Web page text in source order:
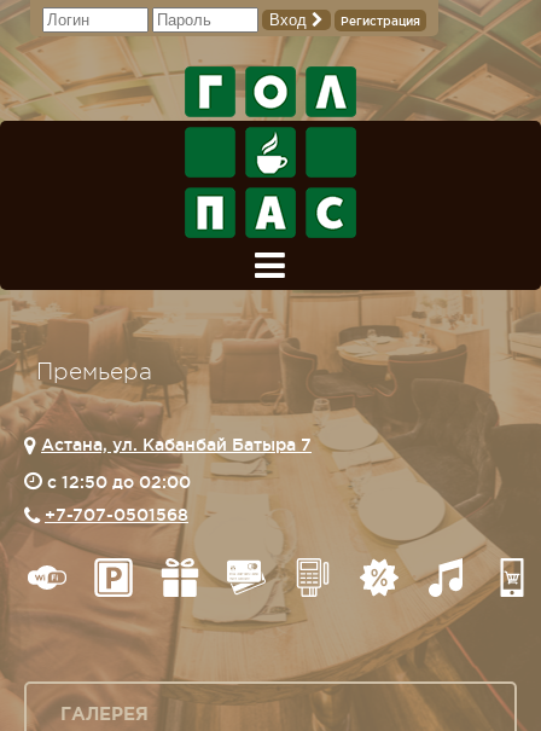
Вход Регистрация
Премьера
Астана, ул. Кабанбай Батыра 7
c 12:50 до 02:00
+7-707-0501568
ГАЛЕРЕЯ